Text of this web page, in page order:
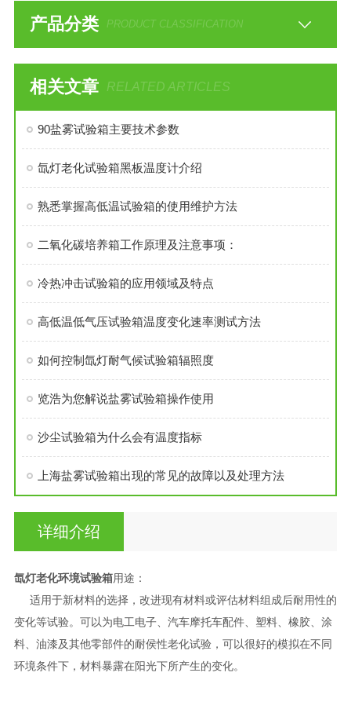
产品分类 PRODUCT CLASSIFICATION
相关文章 RELATED ARTICLES
90盐雾试验箱主要技术参数
氙灯老化试验箱黑板温度计介绍
熟悉掌握高低温试验箱的使用维护方法
二氧化碳培养箱工作原理及注意事项：
冷热冲击试验箱的应用领域及特点
高低温低气压试验箱温度变化速率测试方法
如何控制氙灯耐气候试验箱辐照度
览浩为您解说盐雾试验箱操作使用
沙尘试验箱为什么会有温度指标
上海盐雾试验箱出现的常见的故障以及处理方法
详细介绍
氙灯老化环境试验箱用途：
适用于新材料的选择，改进现有材料或评估材料组成后耐用性的
变化等试验。可以为电工电子、汽车摩托车配件、塑料、橡胶、涂
料、油漆及其他零部件的耐侯性老化试验，可以很好的模拟在不同
环境条件下，材料暴露在阳光下所产生的变化。